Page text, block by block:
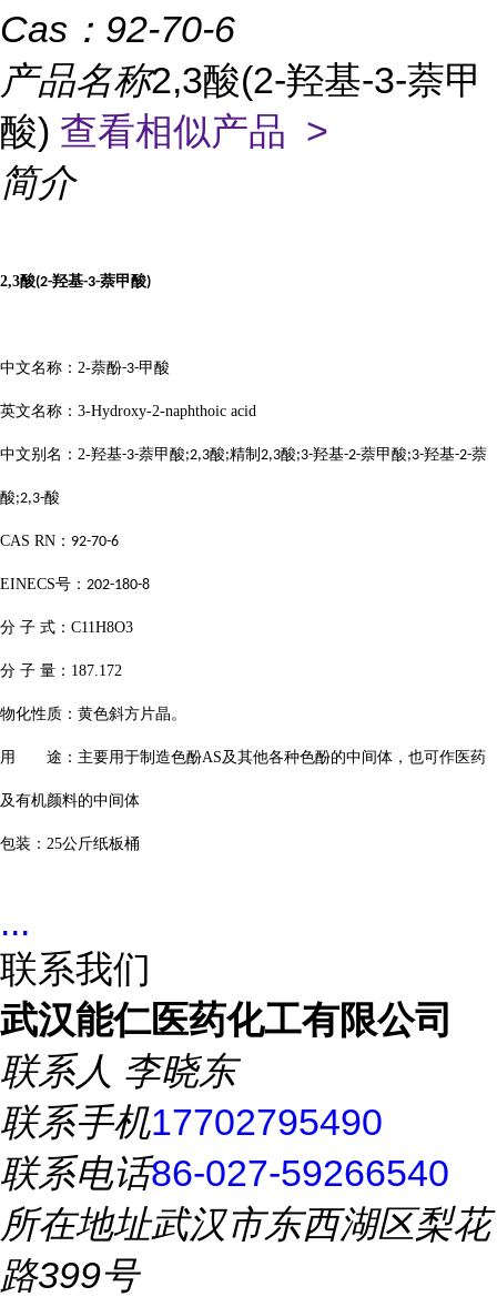
Cas： 92-70-6
产品名称2,3酸(2-羟基-3-萘甲
酸) 查看相似产品 >
简介
2,3酸(2-羟基-3-萘甲酸)
中文名称： 2-萘酚-3-甲酸
英文名称： 3-Hydroxy-2-naphthoic acid
中文别名： 2-羟基-3-萘甲酸;2,3酸;精制 2,3酸;3-羟基-2-萘甲酸;3-羟基-2-萘
酸;2,3-酸
CAS RN ： 92-70-6
EINECS号： 202-180-8
分 子 式： C11H8O3
分 子 量： 187.172
物化性质：黄色斜方片晶。
用 途：主要用于制造色酚AS及其他各种色酚的中间体，也可作医药
及有机颜料的中间体
包装： 25公斤纸板桶
...
联系我们
武汉能仁医药化工有限公司
联系人 李晓东
联系手机17702795490
联系电话86-027-59266540
所在地址武汉市东西湖区梨花
路399号